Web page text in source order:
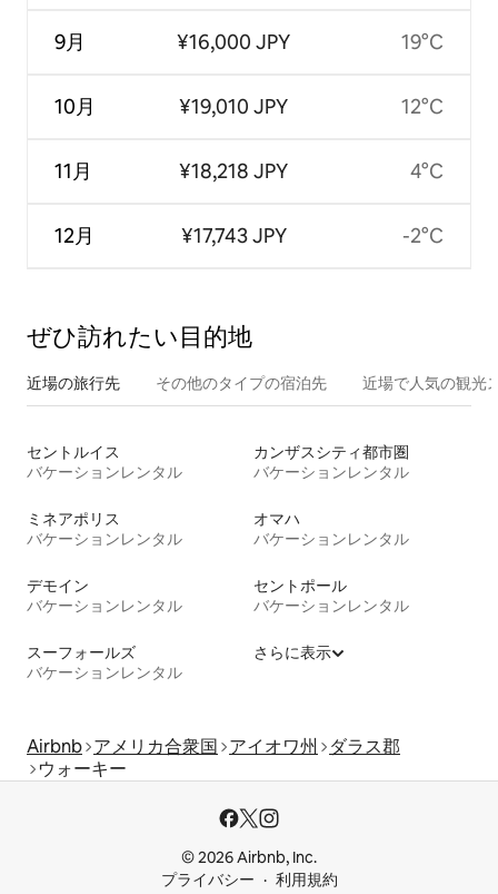
9月
10月
11月
12月
¥16,000 JPY
¥19,010 JPY
¥18,218 JPY
¥17,743 JPY
19°C
12°C
4°C
-2°C
ぜひ訪⁠れ⁠た⁠い目⁠的⁠地
近場の旅行先 その他のタ⁠イ⁠プ⁠の宿⁠泊⁠先 近場で人気の観光
セントルイス
バケーションレンタル
カンザスシティ都市圏
バケーションレンタル
ミネアポリス
バケーションレンタル
オマハ
バケーションレンタル
デモイン
バケーションレンタル
セントポール
バケーションレンタル
スーフォールズ
バケーションレンタル
さらに表示
Airbnb アメリカ合衆国 アイオワ州
ダラス郡
ウォーキー
© 2026 Airbnb, Inc.
プライバシー
利用規約